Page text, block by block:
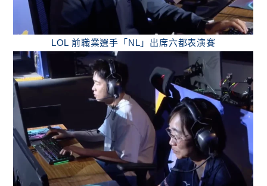
LOL 前職業選手「NL」出席六都表演賽